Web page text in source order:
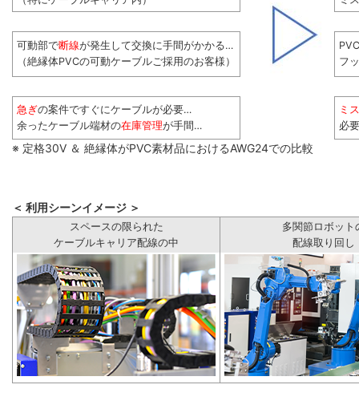
可動部で断線が発生して交換に手間がかかる…
（絶縁体PVCの可動ケーブルご採用のお客様）
フ
急ぎの案件ですぐにケーブルが必要…
余ったケーブル端材の在庫管理が手間…
ミ
必
※ 定格30V ＆ 絶縁体がPVC素材品におけるAWG24での比較
＜ 利用シーンイメージ ＞
スペースの限られた
ケーブルキャリア配線の中
多関節ロボット
配線取り回し